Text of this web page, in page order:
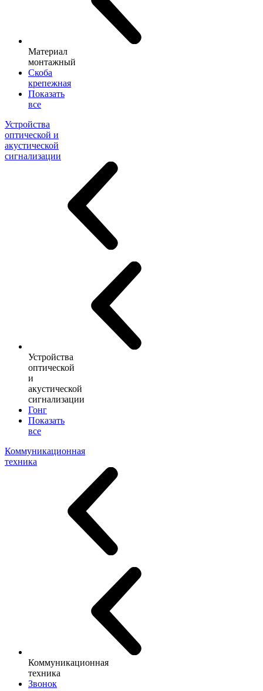
Материал
монтажный
Скоба
крепежная
Показать
все
Устройства
оптической и
акустической
сигнализации
Устройства
оптической
и
акустической
сигнализации
Гонг
Показать
все
Коммуникационная
техника
Коммуникационная
техника
Звонок